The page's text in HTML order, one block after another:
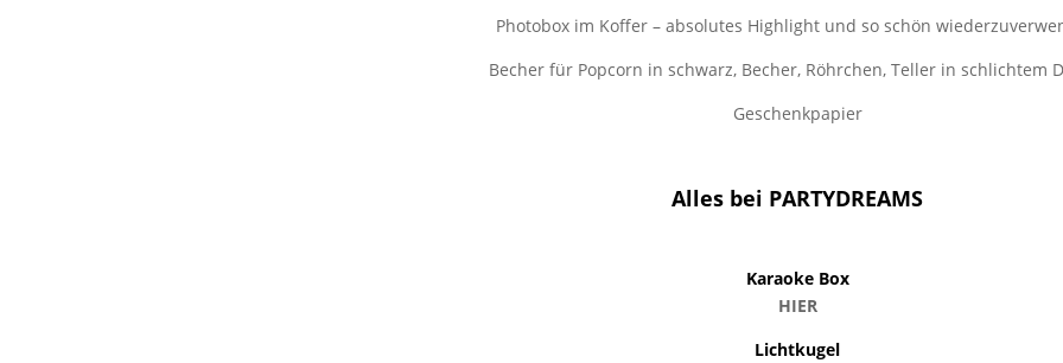
Photobox im Koffer – absolutes Highlight und so schön
Becher für Popcorn in schwarz, Becher, Röhrchen, Teller in schlichtem
Geschenkpapier
Alles bei PARTYDREAMS
Karaoke Box
HIER
Lichtkugel